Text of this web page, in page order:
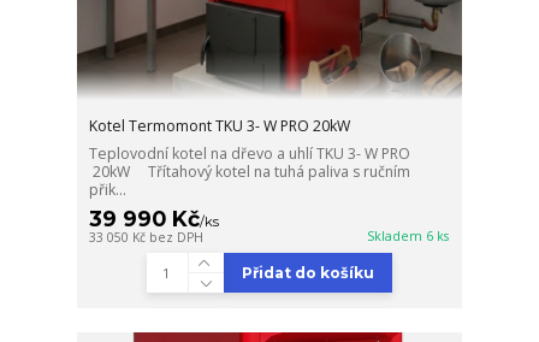
Kotel Termomont TKU 3- W PRO 20kW
Teplovodní kotel na dřevo a uhlí TKU 3- W PRO
20kW Třítahový kotel na tuhá paliva s ručním
přik...
39 990 Kč/ks
33 050 Kč bez DPH Skladem 6 ks
Přidat do košíku